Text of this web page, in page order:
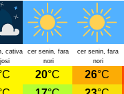
cativa
cer senin, fara
nori
cer senin, fara
nori
20°C 26°C